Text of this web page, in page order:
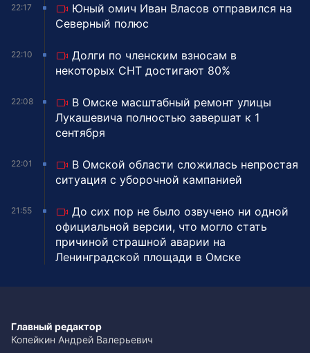
22:17
Юный омич Иван Власов отправился на
Северный полюс
22:10
Долги по членским взносам в
некоторых СНТ достигают 80%
22:08
В Омске масштабный ремонт улицы
Лукашевича полностью завершат к 1
сентября
22:01
В Омской области сложилась непростая
ситуация с уборочной кампанией
21:55
До сих пор не было озвучено ни одной
официальной версии, что могло стать
причиной страшной аварии на
Ленинградской площади в Омске
Главный редактор
Копейкин Андрей Валерьевич